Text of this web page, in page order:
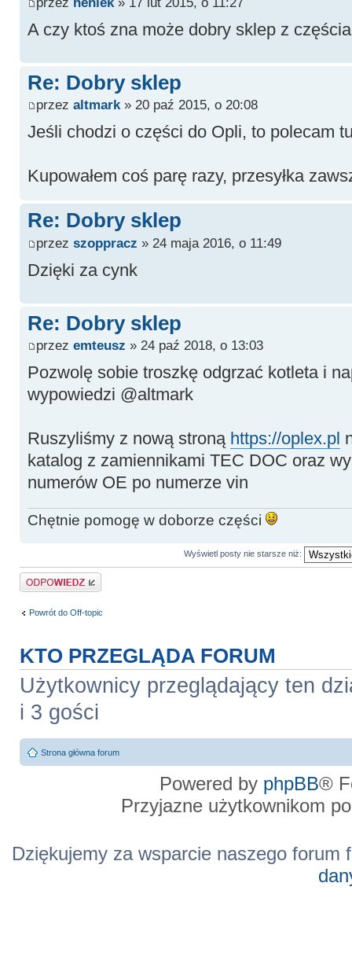
A czy ktoś zna może dobry sklep z
Re: Dobry sklep
przez altmark» 20 paź 2015, o 20:08
Jeśli chodzi o części do Opli, to polecam
Kupowałem coś parę razy, przesyłka
Re: Dobry sklep
przez szoppracz » 24 maja 2016, o 11:49
Dzięki za cynk
Re: Dobry sklep
przez emteusz » 24 paź 2018, o 13:03
Pozwolę sobie troszkę odgrzać kotleta i
wypowiedzi @altmark
Ruszyliśmy z nową stroną https://oplex.pl
katalog z zamiennikami TEC DOC oraz
numerów OE po numerze vin
Chętnie pomogę w doborze części
Wyświetl posty nie starsze niż:
Odpowiedz
Powrót do Off-topic
KTO PRZEGLĄDA FORUM
Użytkownicy przeglądający ten
i 3 gości
Strona główna forum
Powered by phpBB®
Przyjazne użytkownikom
Dziękujemy za wsparcie naszego